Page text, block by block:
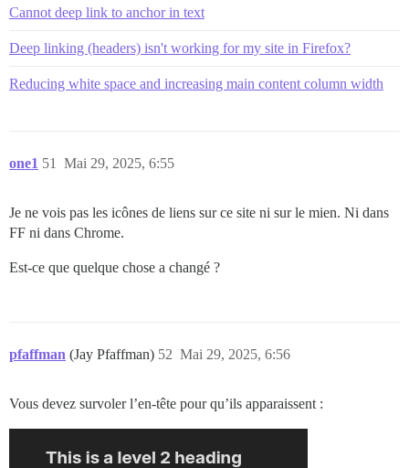
Cannot deep link to anchor in text
Deep linking (headers) isn't working for my site in Firefox?
Reducing white space and increasing main content column width
one1 Mai 29, 2025, 6:55
51
Je ne vois pas les icônes de liens sur ce site ni sur le mien. Ni dans
FF ni dans Chrome.
Est-ce que quelque chose a changé ?
pfaffman (Jay Pfaffman) Mai 29, 2025, 6:56
52
Vous devez survoler l’en-tête pour qu’ils apparaissent :